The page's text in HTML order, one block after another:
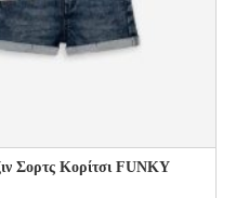
Σορτς Κορίτσι FUNKY